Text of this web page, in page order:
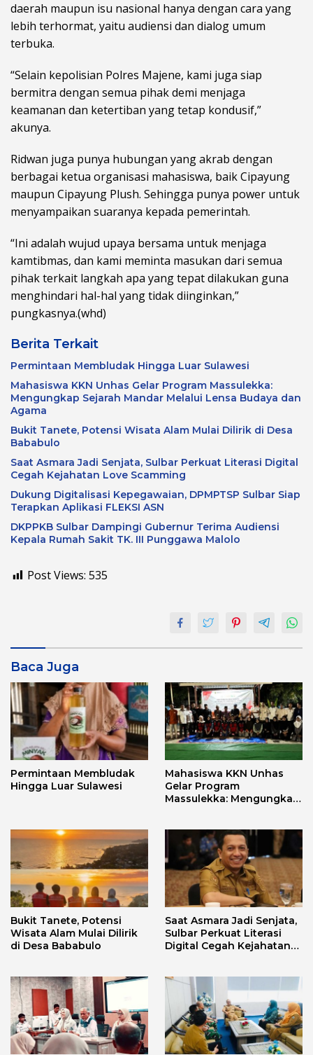
daerah maupun isu nasional hanya dengan cara yang
lebih terhormat, yaitu audiensi dan dialog umum
terbuka.
“Selain kepolisian Polres Majene, kami juga siap
bermitra dengan semua pihak demi menjaga
keamanan dan ketertiban yang tetap kondusif,”
akunya.
Ridwan juga punya hubungan yang akrab dengan
berbagai ketua organisasi mahasiswa, baik Cipayung
maupun Cipayung Plush. Sehingga punya power untuk
menyampaikan suaranya kepada pemerintah.
“Ini adalah wujud upaya bersama untuk menjaga
kamtibmas, dan kami meminta masukan dari semua
pihak terkait langkah apa yang tepat dilakukan guna
menghindari hal-hal yang tidak diinginkan,”
pungkasnya.(whd)
Berita Terkait
Permintaan Membludak Hingga Luar Sulawesi
Mahasiswa KKN Unhas Gelar Program Massulekka:
Mengungkap Sejarah Mandar Melalui Lensa Budaya dan
Agama
Bukit Tanete, Potensi Wisata Alam Mulai Dilirik di Desa
Bababulo
Saat Asmara Jadi Senjata, Sulbar Perkuat Literasi Digital
Cegah Kejahatan Love Scamming
Dukung Digitalisasi Kepegawaian, DPMPTSP Sulbar Siap
Terapkan Aplikasi FLEKSI ASN
DKPPKB Sulbar Dampingi Gubernur Terima Audiensi
Kepala Rumah Sakit TK. III Punggawa Malolo
Post Views: 535
Baca Juga
Permintaan Membludak
Hingga Luar Sulawesi
Mahasiswa KKN Unhas
Gelar Program
Massulekka: Mengungkap
Bukit Tanete, Potensi
Wisata Alam Mulai Dilirik
di Desa Bababulo
Saat Asmara Jadi Senjata,
Sulbar Perkuat Literasi
Digital Cegah Kejahatan